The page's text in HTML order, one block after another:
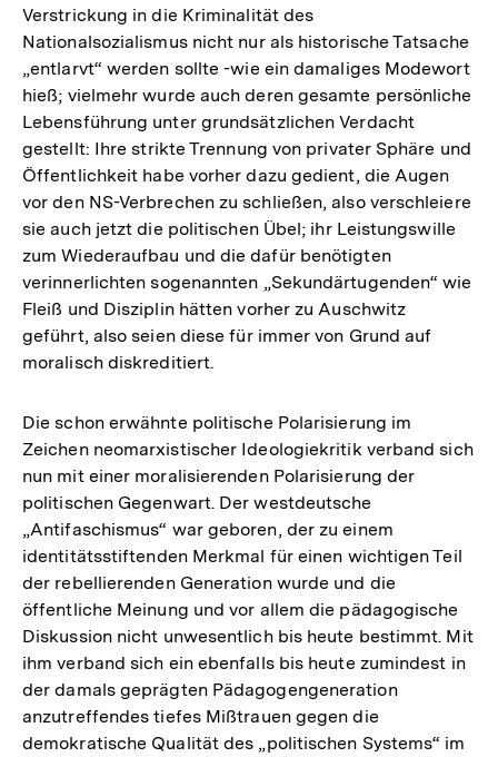
Verstrickung in die Kriminalität des
Nationalsozialismus nicht nur als historische Tatsache
„entlarvt“ werden sollte -wie ein damaliges Modewort
hieß; vielmehr wurde auch deren gesamte persönliche
Lebensführung unter grundsätzlichen Verdacht
gestellt: Ihre strikte Trennung von privater Sphäre und
Öffentlichkeit habe vorher dazu gedient, die Augen
vor den NS-Verbrechen zu schließen, also verschleiere
sie auch jetzt die politischen Übel; ihr Leistungswille
zum Wiederaufbau und die dafür benötigten
verinnerlichten sogenannten „Sekundärtugenden“ wie
Fleiß und Disziplin hätten vorher zu Auschwitz
geführt, also seien diese für immer von Grund auf
moralisch diskreditiert.
Die schon erwähnte politische Polarisierung im
Zeichen neomarxistischer Ideologiekritik verband sich
nun mit einer moralisierenden Polarisierung der
politischen Gegenwart. Der westdeutsche
„Antifaschismus“ war geboren, der zu einem
identitätsstiftenden Merkmal für einen wichtigen Teil
der rebellierenden Generation wurde und die
öffentliche Meinung und vor allem die pädagogische
Diskussion nicht unwesentlich bis heute bestimmt. Mit
ihm verband sich ein ebenfalls bis heute zumindest in
der damals geprägten Pädagogengeneration
anzutreffendes tiefes Mißtrauen gegen die
demokratische Qualität des „politischen Systems“ im